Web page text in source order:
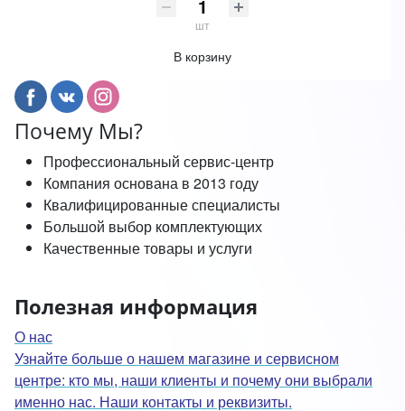
шт
В корзину
Почему Мы?
Профессиональный сервис-центр
Компания основана в 2013 году
Квалифицированные специалисты
Большой выбор комплектующих
Качественные товары и услуги
Полезная информация
О нас
Узнайте больше о нашем магазине и сервисном
центре: кто мы, наши клиенты и почему они выбрали
именно нас. Наши контакты и реквизиты.